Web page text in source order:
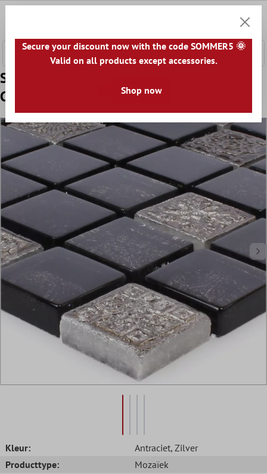
Sample Mozaïektegel Glas Natuursteen
Coloniale Antraciet
Kleur: Antraciet, Zilver
Producttype:
Mozaïek
Secure your discount now with the code SOMMER5 🌞
Valid on all products except accessories.
Shop now